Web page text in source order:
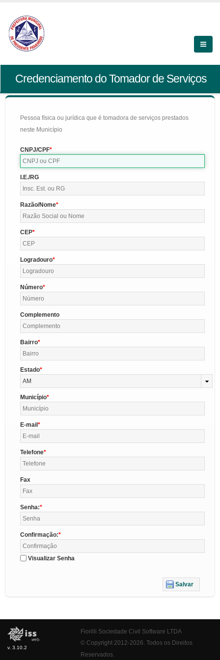
Credenciamento do Tomador de Serviços
Pessoa física ou jurídica que é tomadora de serviços prestados
neste Município
CNPJ/CPF
I.E./RG
Razão/Nome
CEP
Logradouro
Número
Complemento
Bairro
Estado
AM
Município
E-mail
Telefone
Fax
Senha:
Confirmação:
Visualizar Senha
Salvar
v. 3.10.2
Fiorilli Sociedade Civil Software LTDA
© Copyright 2012-2026. Todos os Direitos
Reservados.